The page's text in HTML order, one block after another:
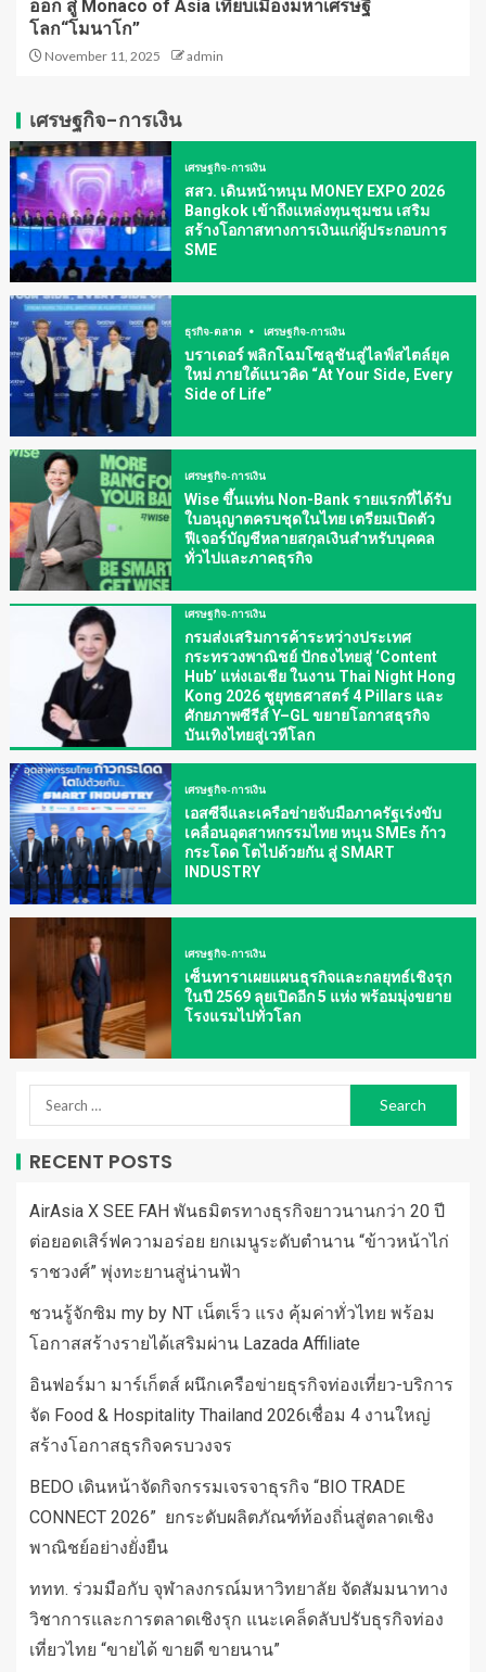
ออก สู่ Monaco of Asia เทียบเมืองมหาเศรษฐี
โลก“โมนาโก”
November 11, 2025 admin
เศรษฐกิจ-การเงิน
เศรษฐกิจ-การเงิน
สสว. เดินหน้าหนุน MONEY EXPO 2026
Bangkok เข้าถึงแหล่งทุนชุมชน เสริม
สร้างโอกาสทางการเงินแก่ผู้ประกอบการ
SME
ธุรกิจ-ตลาด เศรษฐกิจ-การเงิน
บราเดอร์ พลิกโฉมโซลูชันสู่ไลฟ์สไตล์ยุค
ใหม่ ภายใต้แนวคิด “At Your Side, Every
Side of Life”
เศรษฐกิจ-การเงิน
Wise ขึ้นแท่น Non-Bank รายแรกที่ได้รับ
ใบอนุญาตครบชุดในไทย เตรียมเปิดตัว
ฟีเจอร์บัญชีหลายสกุลเงินสำหรับบุคคล
ทั่วไปและภาคธุรกิจ
เศรษฐกิจ-การเงิน
กรมส่งเสริมการค้าระหว่างประเทศ
กระทรวงพาณิชย์ ปักธงไทยสู่ ‘Content
Hub’ แห่งเอเชีย ในงาน Thai Night Hong
Kong 2026 ชูยุทธศาสตร์ 4 Pillars และ
ศักยภาพซีรีส์ Y–GL ขยายโอกาสธุรกิจ
บันเทิงไทยสู่เวทีโลก
เศรษฐกิจ-การเงิน
เอสซีจีและเครือข่ายจับมือภาครัฐเร่งขับ
เคลื่อนอุตสาหกรรมไทย หนุน SMEs ก้าว
กระโดด โตไปด้วยกัน สู่ SMART
INDUSTRY
เศรษฐกิจ-การเงิน
เซ็นทาราเผยแผนธุรกิจและกลยุทธ์เชิงรุก
ในปี 2569 ลุยเปิดอีก 5 แห่ง พร้อมมุ่งขยาย
โรงแรมไปทั่วโลก
RECENT POSTS
AirAsia X SEE FAH พันธมิตรทางธุรกิจยาวนานกว่า 20 ปี
ต่อยอดเสิร์ฟความอร่อย ยกเมนูระดับตำนาน “ข้าวหน้าไก่
ราชวงศ์” พุ่งทะยานสู่น่านฟ้า
ชวนรู้จักซิม my by NT เน็ตเร็ว แรง คุ้มค่าทั่วไทย พร้อม
โอกาสสร้างรายได้เสริมผ่าน Lazada Affiliate
อินฟอร์มา มาร์เก็ตส์ ผนึกเครือข่ายธุรกิจท่องเที่ยว-บริการ
จัด Food & Hospitality Thailand 2026เชื่อม 4 งานใหญ่
สร้างโอกาสธุรกิจครบวงจร
BEDO เดินหน้าจัดกิจกรรมเจรจาธุรกิจ “BIO TRADE
CONNECT 2026” ยกระดับผลิตภัณฑ์ท้องถิ่นสู่ตลาดเชิง
พาณิชย์อย่างยั่งยืน
ททท. ร่วมมือกับ จุฬาลงกรณ์มหาวิทยาลัย จัดสัมมนาทาง
วิชาการและการตลาดเชิงรุก แนะเคล็ดลับปรับธุรกิจท่อง
เที่ยวไทย “ขายได้ ขายดี ขายนาน”